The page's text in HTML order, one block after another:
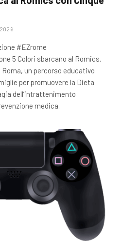
#EZrome
5 Colori sbarcano al Romics.
Roma, un percorso educativo
per promuovere la Dieta
dell’intrattenimento
medica.